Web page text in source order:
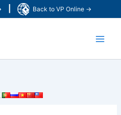
Back to VP Online →